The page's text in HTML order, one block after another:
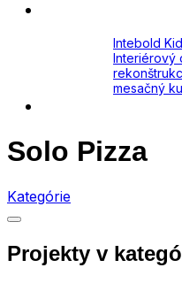
Intebold
Interiérový
mesačný
Solo Pizza
Kategórie
Projekty v